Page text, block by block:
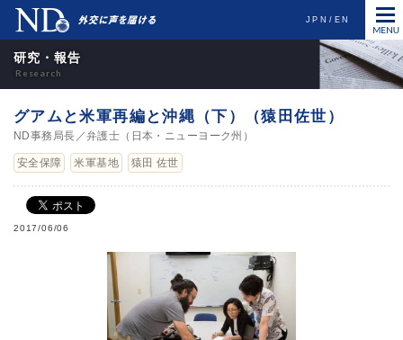
JPN EN
研究・報告
グアムと米軍再編と沖縄（下）（猿田佐世）
ND事務局長／弁護士（日本・ニューヨーク州）
安全保障 米軍基地 猿田 佐世
2017/06/06